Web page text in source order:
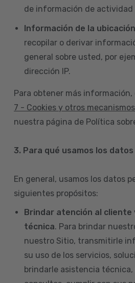
de información de actividad
Información de la ubicación
recopilar o derivar
general sobre usted, por
dirección IP.
Para obtener más
7 - Cookies y otros
nuestra página de Política
3. Para qué usamos los
En general, usamos los datos
siguientes propósitos:
Brindar atención al cliente
técnica. Para brindar
nuestro Sitio, transmitirle
su uso de los servicios,
brindarle asistencia técnica,